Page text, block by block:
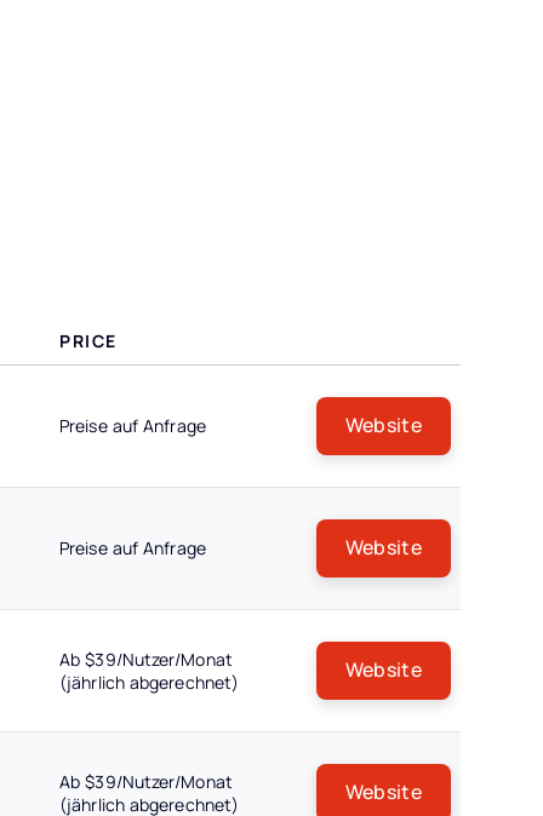
PRICE
Preise auf Anfrage Website
Preise auf Anfrage Website
Ab $39/Nutzer/Monat
(jährlich abgerechnet)
Website
Ab $39/Nutzer/Monat
(jährlich abgerechnet)
Website